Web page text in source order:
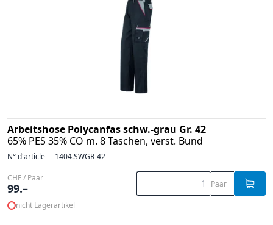
Arbeitshose Polycanfas schw.-grau Gr. 42
65% PES 35% CO m. 8 Taschen, verst. Bund
N° d'article 1404.SWGR-42
CHF / Paar
99.– Paar
nicht Lagerartikel